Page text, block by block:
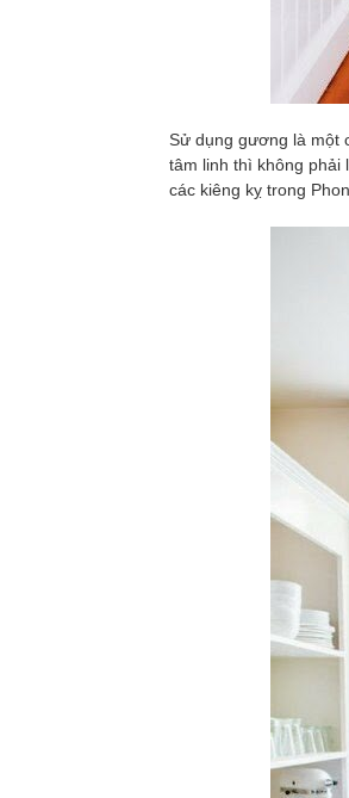
Sử dụng gương là một
tâm linh thì không phải
các kiêng kỵ trong